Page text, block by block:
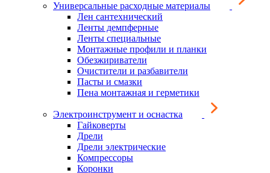
Универсальные расходные материалы
Лен сантехнический
Ленты демпферные
Ленты специальные
Монтажные профили и планки
Обезжириватели
Очистители и разбавители
Пасты и смазки
Пена монтажная и герметики
Электроинструмент и оснастка
Гайковерты
Дрели
Дрели электрические
Компрессоры
Коронки